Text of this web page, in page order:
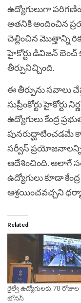
ఉద్యోగులుగా
అతనికి అందించిన
చెల్లించిన మొత్తాన్ని
హైకోర్టు డివిజన్ బెంచ్
తీర్పునిచ్చింది.
ఈ తీర్పును సవాలు
సుప్రీంకోర్టు హైకోర్టు
ఉద్యోగులు కేంద్ర
పునరుద్ఘాటించడమే
సర్వీస్
ఆదేశించింది. అలాగే
ఉద్యోగులు కూడా
ఆశ్రయించవచ్చని
Related
రైల్వే ఉద్యోగులకు 78 రోజుల
బోనస్‌